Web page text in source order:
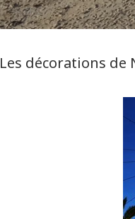
Les décorations de